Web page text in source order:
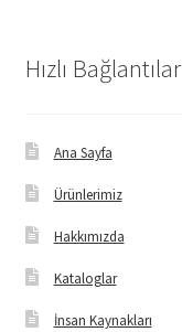
Hızlı Bağlantılar
Ana Sayfa
Ürünlerimiz
Hakkımızda
Kataloglar
İnsan Kaynakları